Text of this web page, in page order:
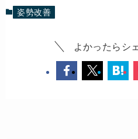
姿勢改善
よかったらシ